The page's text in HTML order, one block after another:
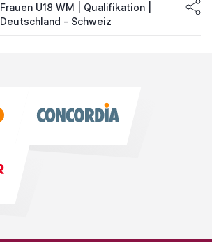
Frauen U18 WM | Qualifikation |
Deutschland - Schweiz